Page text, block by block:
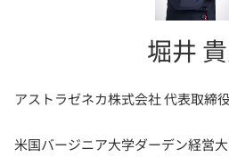
堀井
アストラゼネカ株式会社 代表取締
米国バージニア大学ダーデン経営